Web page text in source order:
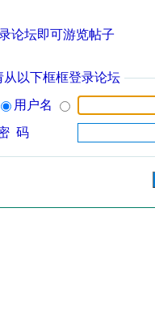
论坛即可游览帖子
从以下框框登录论坛
用户名
码